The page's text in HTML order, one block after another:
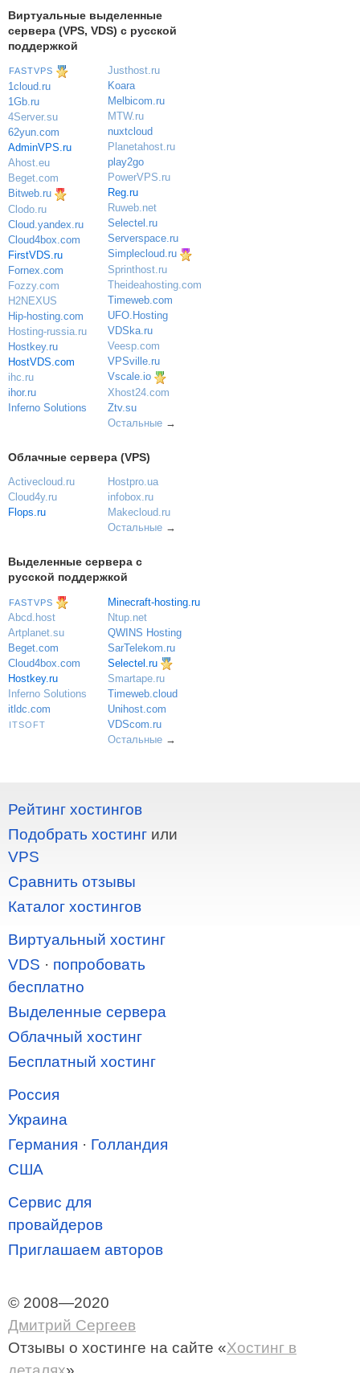
Виртуальные выделенные
сервера (VPS, VDS) с русской
поддержкой
FASTVPS
1cloud.ru
1Gb.ru
4Server.su
62yun.com
AdminVPS.ru
Ahost.eu
Beget.com
Bitweb.ru
Clodo.ru
Cloud.yandex.ru
Cloud4box.com
FirstVDS.ru
Fornex.com
Fozzy.com
H2NEXUS
Hip-hosting.com
Hosting-russia.ru
Hostkey.ru
HostVDS.com
ihc.ru
ihor.ru
Inferno Solutions
Justhost.ru
Koara
Melbicom.ru
MTW.ru
nuxtcloud
Planetahost.ru
play2go
PowerVPS.ru
Reg.ru
Ruweb.net
Selectel.ru
Serverspace.ru
Simplecloud.ru
Sprinthost.ru
Theideahosting.com
Timeweb.com
UFO.Hosting
VDSka.ru
Veesp.com
VPSville.ru
Vscale.io
Xhost24.com
Ztv.su
Остальные→
Облачные сервера (VPS)
Activecloud.ru
Cloud4y.ru
Flops.ru
Hostpro.ua
infobox.ru
Makecloud.ru
Остальные→
Выделенные сервера с
русской поддержкой
FASTVPS
Abcd.host
Artplanet.su
Beget.com
Cloud4box.com
Hostkey.ru
Inferno Solutions
itldc.com
ITSOFT
Minecraft-hosting.ru
Ntup.net
QWINS Hosting
SarTelekom.ru
Selectel.ru
Smartape.ru
Timeweb.cloud
Unihost.com
VDScom.ru
Остальные→
Рейтинг хостингов
Подобрать хостинг или
VPS
Сравнить отзывы
Каталог хостингов
Виртуальный хостинг
VDS · попробовать
бесплатно
Выделенные сервера
Облачный хостинг
Бесплатный хостинг
Россия
Украина
Германия · Голландия
США
Сервис для
провайдеров
Приглашаем авторов
© 2008—2020
Дмитрий Сергеев
Отзывы о хостинге на сайте «Хостинг в